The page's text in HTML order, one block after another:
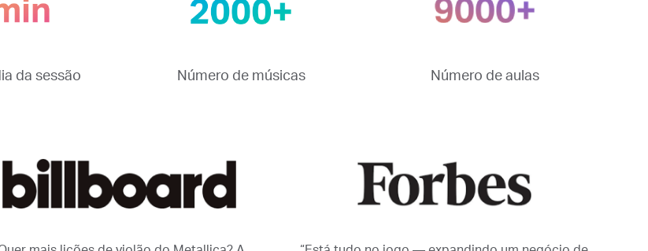
da sessão Número de músicas Número de aulas